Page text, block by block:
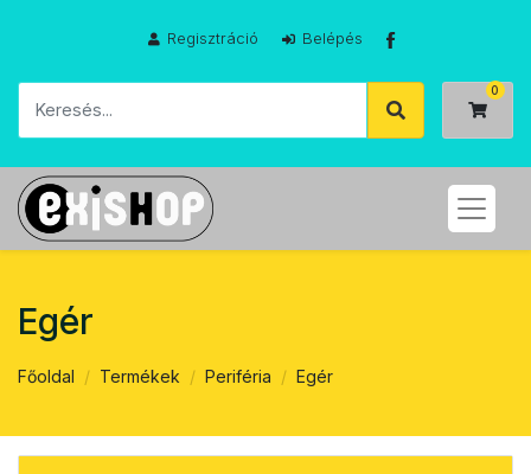
Regisztráció Belépés
Egér
Főoldal Termékek Periféria Egér